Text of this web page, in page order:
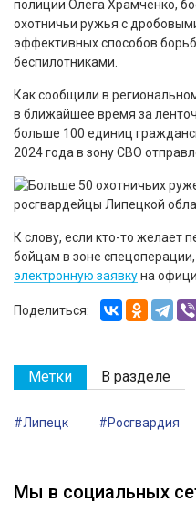
полиции Олега Храмченко,
охотничьи ружья с
эффективных способов
беспилотниками.
Как сообщили в
в ближайшее время за
больше 100 единиц
2024 года в зону СВО
К слову, если кто-то желает
бойцам в зоне
электронную заявкуна
Поделиться:
Метки В разделе
#Липецк #Росгвардия
Мы в социальных